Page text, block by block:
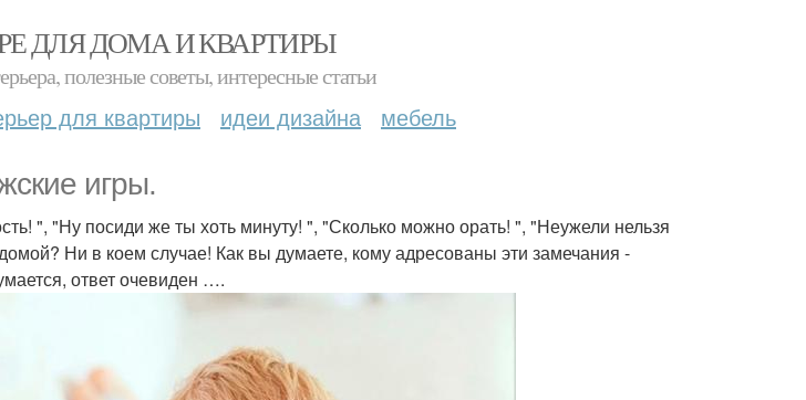
ДЛЯ ДОМА И КВАРТИРЫ
полезные советы, интересные статьи
для квартиры идеи дизайна мебель
игры.
", "Ну посиди же ты хоть минуту! ", "Сколько можно орать! ", "Неужели нельзя
Ни в коем случае! Как вы думаете, кому адресованы эти замечания -
ответ очевиден ….